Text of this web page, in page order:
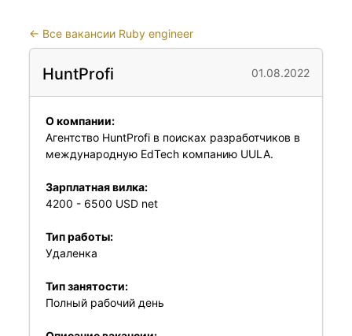
← Все вакансии Ruby engineer
HuntProfi 01.08.2022
О компании:
Агентство HuntProfi в поисках разработчиков в
международную EdTech компанию UULA.
Зарплатная вилка:
4200 - 6500 USD net
Тип работы:
Удаленка
Тип занятости:
Полный рабочий день